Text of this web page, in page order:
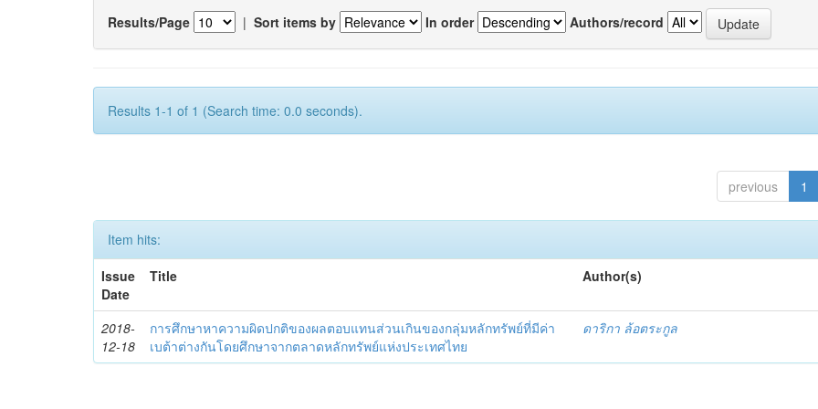
Results/Page | Sort items by In order Authors/record
Results 1-1 of 1 (Search time: 0.0 seconds).
previous 1
Item hits:
Issue
Date
Title Author(s)
2018-
12-18
การศึกษาหาความผิดปกติของผลตอบแทนส่วนเกินของกลุ่มหลักทรัพย์ที่มีค่า
เบต้าต่างกันโดยศึกษาจากตลาดหลักทรัพย์แห่งประเทศไทย
ดาริกา ล้อตระกูล